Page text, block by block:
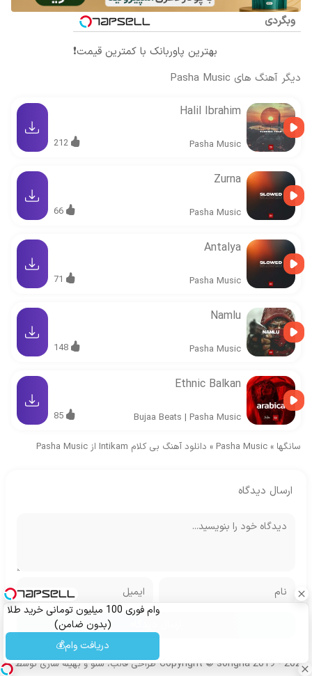
وبگردی
بهترین پاوربانک با کمترین قیمت❗
دیگر آهنگ های Pasha Music
Halil Ibrahim
Pasha Music
212
Zurna
Pasha Music
66
Antalya
Pasha Music
71
Namlu
Pasha Music
148
Ethnic Balkan
Bujaa Beats | Pasha Music
85
سانگها »
Pasha Music
» دانلود آهنگ بی کلام Intikam از Pasha Music
ارسال دیدگاه
وام فوری 100 میلیون تومانی خرید طلا
(بدون ضامن)
دریافت وام💰
Copyright © songha 2019 - 2024 طراحی قالب، سئو و بهینه سازی توسط